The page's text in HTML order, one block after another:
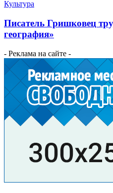
Культура
Писатель Гришковец
география»
- Реклама на сайте -